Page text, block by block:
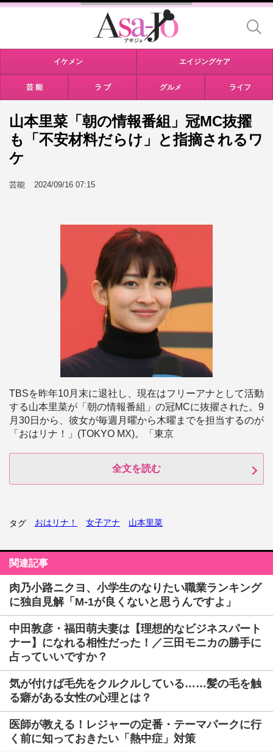
イケメン エイジングケア
芸 能 ラ ブ グルメ ライフ
山本里菜「朝の情報番組」冠MC抜擢
も「不安材料だらけ」と指摘されるワ
ケ
芸能 2024/09/16 07:15
TBSを昨年10月末に退社し、現在はフリーアナとして活動
する山本里菜が「朝の情報番組」の冠MCに抜擢された。9
月30日から、彼女が毎週月曜から木曜までを担当するのが
「おはリナ！」(TOKYO MX)。「東京
全文を読む
タグ おはリナ！ 女子アナ 山本里菜
関連記事
肉乃小路ニクヨ、小学生のなりたい職業ランキング
に独自見解「M-1が良くないと思うんですよ」
中田敦彦・福田萌夫妻は【理想的なビジネスパート
ナー】になれる相性だった！／三田モニカの勝手に
占っていいですか？
気が付けば毛先をクルクルしている……髪の毛を触
る癖がある女性の心理とは？
医師が教える！レジャーの定番・テーマパークに行
く前に知っておきたい「熱中症」対策